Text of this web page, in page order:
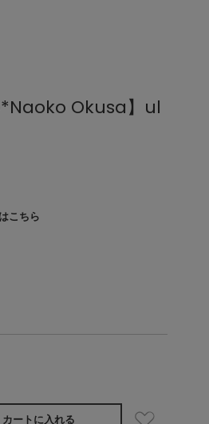
Okusa】ul
こちら
カートに入れる